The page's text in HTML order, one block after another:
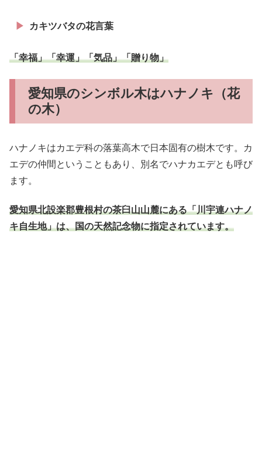
カキツバタの花言葉
「幸福」「幸運」「気品」「贈り物」
愛知県のシンボル木はハナノキ（花
の木）
ハナノキはカエデ科の落葉高木で日本固有の樹木です。カ
エデの仲間ということもあり、別名でハナカエデとも呼び
ます。
愛知県北設楽郡豊根村の茶臼山山麓にある「川宇連ハナノ
キ自生地」は、国の天然記念物に指定されています。